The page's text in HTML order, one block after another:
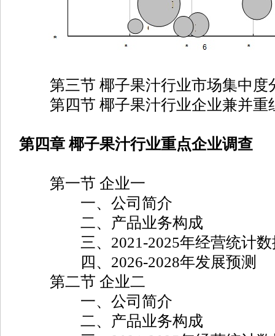
第三节 椰子果汁行业市场集中度
第四节 椰子果汁行业企业兼并重
第四章 椰子果汁行业重点企业调查
第一节 企业一
一、公司简介
二、产品业务构成
三、2021-2025年经营统计数
四、2026-2028年发展预测
第二节 企业二
一、公司简介
二、产品业务构成